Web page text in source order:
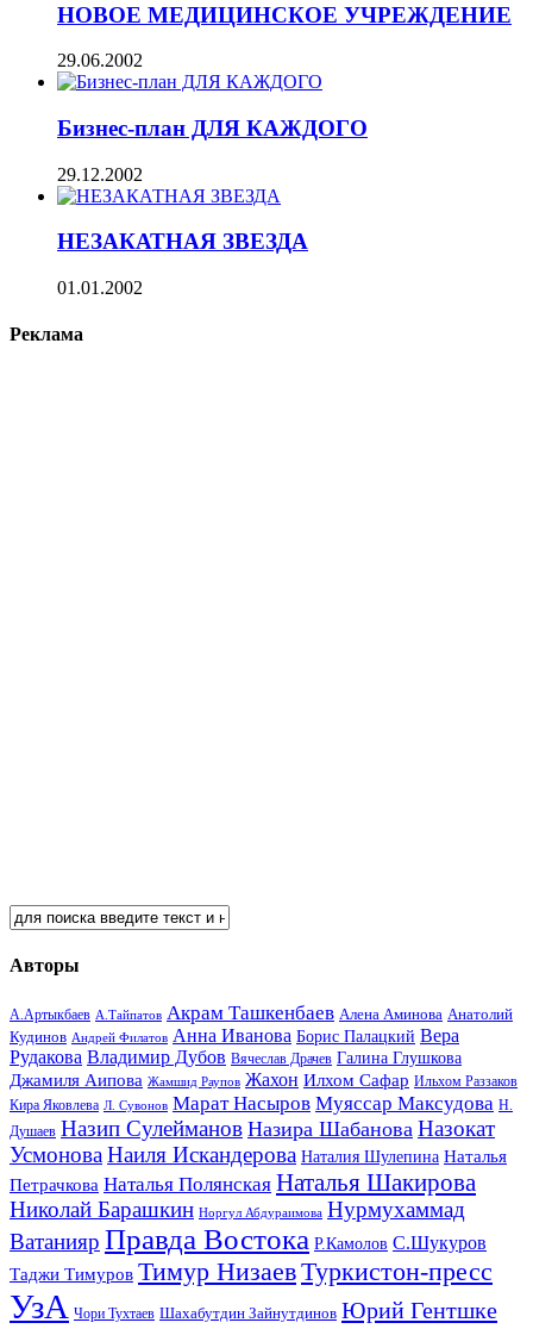
НОВОЕ МЕДИЦИНСКОЕ УЧРЕЖДЕНИЕ
29.06.2002
Бизнес-план ДЛЯ КАЖДОГО
29.12.2002
НЕЗАКАТНАЯ ЗВЕЗДА
01.01.2002
Реклама
Авторы
А.Артыкбаев А.Тайпатов Акрам Ташкенбаев Алена Аминова Анатолий
Кудинов Андрей Филатов Анна Иванова Борис Палацкий Вера
Рудакова Владимир Дубов Вячеслав Драчев Галина Глушкова
Джамиля Аипова Жамшид Раупов Жахон Илхом Сафар Ильхом Раззаков
Кира Яковлева Л. Сувонов Марат Насыров Муяссар Максудова Н.
Душаев Назип Сулейманов Назира Шабанова Назокат
УсмоноваНаиля Искандерова Наталия Шулепина Наталья
Петрачкова Наталья Полянская Наталья Шакирова
Николай Барашкин Норгул Абдураимова Нурмухаммад
Ватанияр Правда Востока Р.Камолов С.Шукуров
Таджи Тимуров Тимур НизаевТуркистон-пресс
УзА Чори Тухтаев Шахабутдин Зайнутдинов Юрий Гентшке